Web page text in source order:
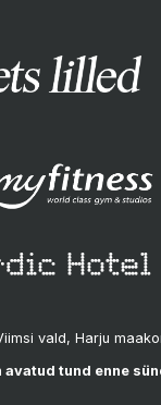
vald, Harju
avatud tund enne